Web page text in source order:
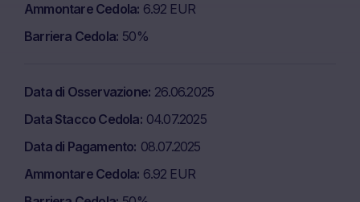
Ammontare Cedola 6.92 EUR
Barriera Cedola 50%
Data di Osservazione 26.06.2025
Data Stacco Cedola 04.07.2025
Data di Pagamento 08.07.2025
Ammontare Cedola 6.92 EUR